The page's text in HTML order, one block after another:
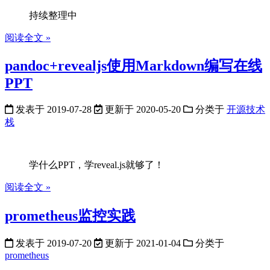
持续整理中
阅读全文 »
pandoc+revealjs使用Markdown编写在线
PPT
发表于 2019-07-28 更新于 2020-05-20 分类于 开源技术
栈
学什么PPT，学reveal.js就够了！
阅读全文 »
prometheus监控实践
发表于 2019-07-20 更新于 2021-01-04
分类于
prometheus